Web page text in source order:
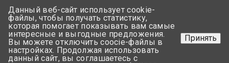
+375 17-350-99-56
+375 44-752-82-08
Задать вопрос
Данный веб-сайт использует cookie-
файлы, чтобы получать статистику,
которая помогает показывать вам самые
интересные и выгодные предложения.
Вы можете отключить coocie-файлы в
настройках. Продолжая использовать
данный сайт, вы соглашаетесь с
Принять